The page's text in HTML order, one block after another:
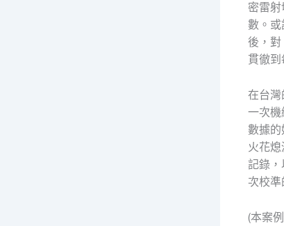
密雷
數。或
後，
貫徹
在台灣
一次機
數據的
火花
記錄
次校準
(本案